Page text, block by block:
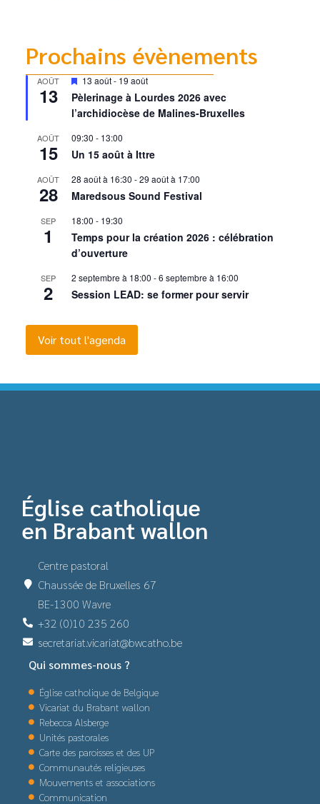
Prochains évènements
AOÛT
13
Mis
en
avant
13 août- 19 août
Pèlerinage à Lourdes 2026 avec
l’archidiocèse de Malines-Bruxelles
AOÛT
15
09:30 - 13:00
Un 15 août à Ittre
AOÛT
28
28 août à 16:30 -29 août à 17:00
Maredsous Sound Festival
SEP
1
18:00 - 19:30
Temps pour la création 2026 : célébration
d’ouverture
SEP
2
2 septembre à 18:00 -6 septembre à 16:00
Session LEAD: se former pour servir
Voir tout l'agenda
Église catholique
en Brabant wallon
Centre pastoral
Chaussée de Bruxelles 67
BE-1300 Wavre
+32 (0)10 235 260
secretariat.vicariat@bwcatho.be
Qui sommes-nous ?
Église catholique de Belgique
Vicariat du Brabant wallon
Rebecca Alsberge
Unités pastorales
Carte des paroisses et des UP
Communautés religieuses
Mouvements et associations
Communication